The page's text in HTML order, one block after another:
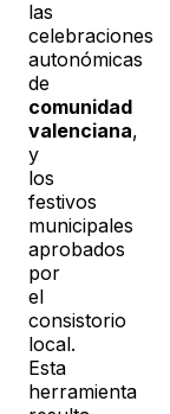
las
celebraciones
autonómicas
de
comunidad
valenciana,
y
los
festivos
municipales
aprobados
por
el
consistorio
local.
Esta
herramienta